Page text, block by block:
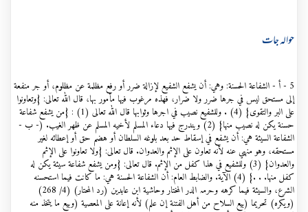
حوالہ جات
5 - أ - الشفاعة الحسنة: وهي: أن يشفع الشفيع لإزالة ضرر أو رفع مظلمة عن مظلوم، أو جر منفعة
إلى مستحق ليس في جرها ضرر ولا ضرار، فهذه مرغوب فيها مأمور بها، قال الله تعالى: {وتعاونوا
على البر والتقوى} (4) . وللشفيع نصيب في اجرها وثوابها قال الله تعالى (1) : {من يشفع شفاعة
حسنة يكن له نصيب منها} (2) ويندرج فيها دعاء المسلم لأخيه المسلم عن ظهر الغيب. (- ب -
الشفاعة السيئة هي: أن يشفع في إسقاط حد بعد بلوغه السلطان أو هضم حق أو إعطائه لغير
مستحقه، وهو منهي عنه لأنه تعاون على الإثم والعدوان. قال تعالى: {ولا تعاونوا على الإثم
والعدوان} (3) وللشفيع في هذا كفل من الإثم. قال تعالى: {ومن يشفع شفاعة سيئة يكن له
كفل منها. . .} (4) الآية. والضابط العام: أن الشفاعة الحسنة هي: ما كانت فيما استحسنه
الشرع، والسيئة فيما كرهه وحرمہ الدر المختار وحاشية ابن عابدين (رد المحتار) (4/ 268)
(ويكره) تحريما (بيع السلاح من أهل الفتنة إن علم) لأنه إعانة على المعصية (وبيع ما يتخذ منه